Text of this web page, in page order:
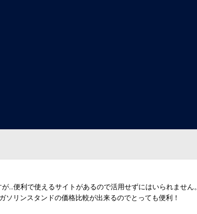
…便利で使えるサイトがあるので活用せずにはいられません。
ソリンスタンドの価格比較が出来るのでとっても便利！